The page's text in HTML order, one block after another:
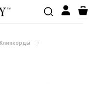
Клипкорды